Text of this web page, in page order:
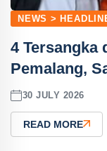
NEWS >
4 Tersangka
Pemalang,
30 JULY 2026
READ MORE